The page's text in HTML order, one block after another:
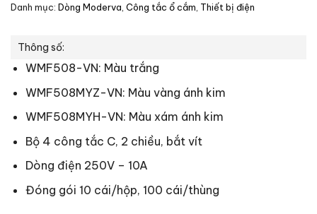
Danh mục: Dòng Moderva Công tắc ổ cắm Thiết bị điện
Thông số:
WMF508-VN: Màu trắng
WMF508MYZ-VN: Màu vàng ánh kim
WMF508MYH-VN: Màu xám ánh kim
Bộ 4 công tắc C, 2 chiều, bắt vít
Dòng điện 250V – 10A
Đóng gói 10 cái/hộp, 100 cái/thùng